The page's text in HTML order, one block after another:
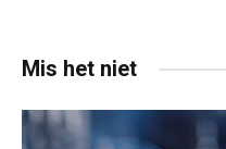
Mis het niet